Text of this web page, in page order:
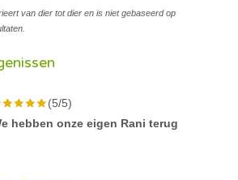
van dier tot dier en is niet gebaseerd op
(5/5)
hebben onze eigen Rani terug